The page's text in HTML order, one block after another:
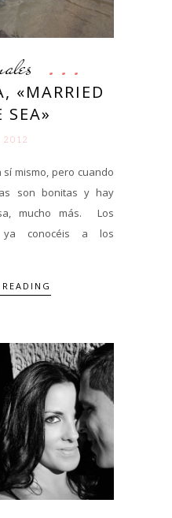
«MARRIED
SEA»
2012
mismo, pero cuando
son bonitas y hay
mucho más. Los
ya conocéis a los